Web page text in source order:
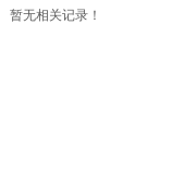
暂无相关记录！